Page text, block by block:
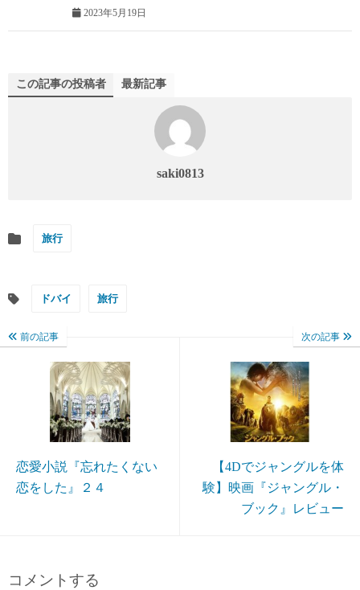
2023年5月19日
この記事の投稿者 最新記事
saki0813
旅行
ドバイ 旅行
前の記事
恋愛小説『忘れたくない
恋をした』２４
次の記事
【4Dでジャングルを体
験】映画『ジャングル・
ブック』レビュー
コメントする